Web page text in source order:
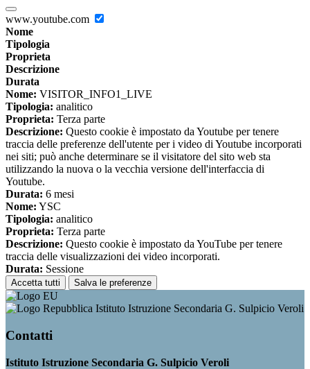
www.youtube.com
Nome
Tipologia
Proprieta
Descrizione
Durata
Nome: VISITOR_INFO1_LIVE
Tipologia: analitico
Proprieta: Terza parte
Descrizione: Questo cookie è impostato da Youtube per tenere
traccia delle preferenze dell'utente per i video di Youtube incorporati
nei siti; può anche determinare se il visitatore del sito web sta
utilizzando la nuova o la vecchia versione dell'interfaccia di
Youtube.
Durata: 6 mesi
Nome: YSC
Tipologia: analitico
Proprieta: Terza parte
Descrizione: Questo cookie è impostato da YouTube per tenere
traccia delle visualizzazioni dei video incorporati.
Durata: Sessione
Accetta tutti Salva le preferenze
Istituto Istruzione Secondaria G. Sulpicio Veroli
Contatti
Istituto Istruzione Secondaria G. Sulpicio Veroli